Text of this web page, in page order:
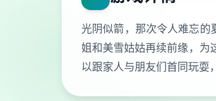
光阴似箭，那次令人难忘
姐和美雪姑姑再续前缘，为
以跟家人与朋友们首同玩耍